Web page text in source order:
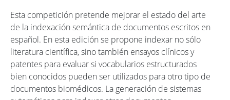
Esta competición pretende mejorar el estado del arte
de la indexación semántica de documentos escritos en
español. En esta edición se propone indexar no sólo
literatura científica, sino también ensayos clínicos y
patentes para evaluar si vocabularios estructurados
bien conocidos pueden ser utilizados para otro tipo de
documentos biomédicos. La generación de sistemas